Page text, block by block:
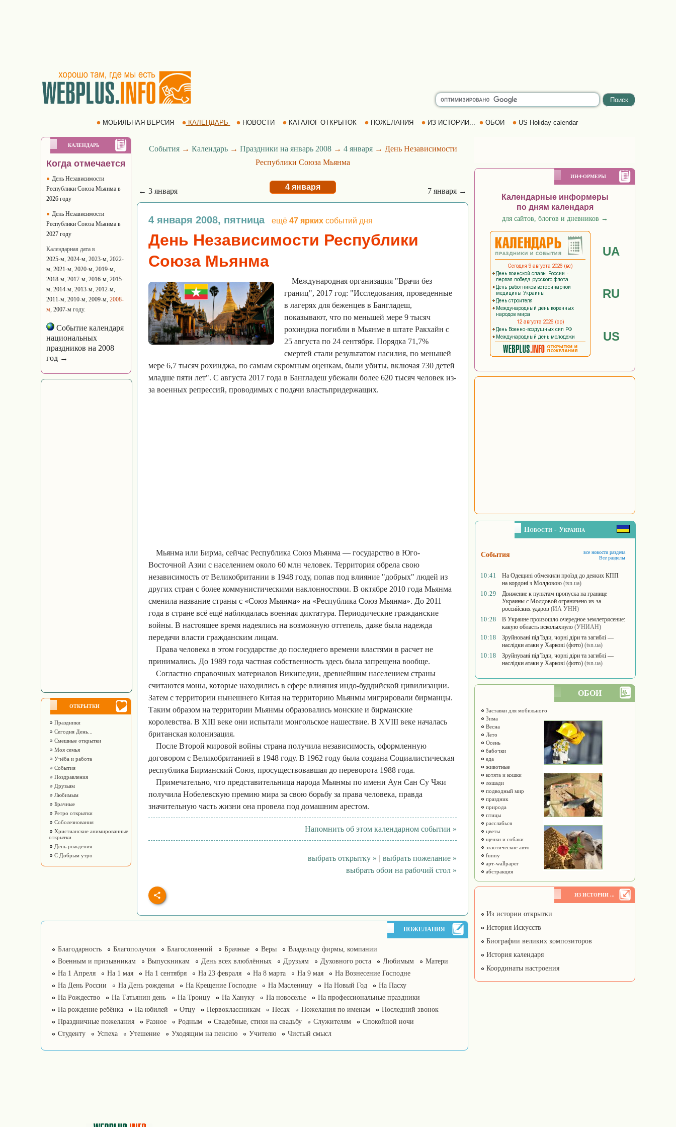
МОБИЛЬНАЯ ВЕРСИЯ КАЛЕНДАРЬ НОВОСТИ КАТАЛОГ ОТКРЫТОК ПОЖЕЛАНИЯ ИЗ ИСТОРИИ... ОБОИ US Holiday calendar
КАЛЕНДАРЬ
Когда отмечается
День Независимости
Республики Союза Мьянма в
2026 году
День Независимости
Республики Союза Мьянма в
2027 году
Календарная дата в
2025-м, 2024-м, 2023-м, 2022-
м, 2021-м, 2020-м, 2019-м,
2018-м, 2017-м, 2016-м, 2015-
м, 2014-м, 2013-м, 2012-м,
2011-м, 2010-м, 2009-м, 2008-
м, 2007-м году.
Событие календаря
национальных
праздников на 2008
год →
ОТКРЫТКИ
Праздники
Сегодня День...
Смешные открытки
Моя семья
Учёба и работа
События
Поздравления
Друзьям
Любимым
Брачные
Ретро открытки
Соболезнования
Христианские анимированные
открытки
День рождения
С Добрым утро
События→ Календарь→ Праздники на январь 2008→ 4 января→ День Независимости
Республики Союза Мьянма
← 3 января 4 января 7 января →
4 января 2008, пятница ещё 47 ярких событий дня
День Независимости Республики
Союза Мьянма
Международная организация "Врачи без
границ", 2017 год: "Исследования, проведенные
в лагерях для беженцев в Бангладеш,
показывают, что по меньшей мере 9 тысяч
рохинджа погибли в Мьянме в штате Ракхайн с
25 августа по 24 сентября. Порядка 71,7%
смертей стали результатом насилия, по меньшей
мере 6,7 тысяч рохинджа, по самым скромным оценкам, были убиты, включая 730 детей
младше пяти лет". С августа 2017 года в Бангладеш убежали более 620 тысяч человек из-
за военных репрессий, проводимых с подачи властьпридержащих.
Мьянма или Бирма, сейчас Республика Союз Мьянма — государство в Юго-
Восточной Азии с населением около 60 млн человек. Территория обрела свою
независимость от Великобритании в 1948 году, попав под влияние "добрых" людей из
других стран с более коммунистическими наклонностями. В октябре 2010 года Мьянма
сменила название страны с «Союз Мьянма» на «Республика Союз Мьянма». До 2011
года в стране всё ещё наблюдалась военная диктатура. Периодические гражданские
войны. В настоящее время надеялись на возможную оттепель, даже была надежда
передачи власти гражданским лицам.
Права человека в этом государстве до последнего времени властями в расчет не
принимались. До 1989 года частная собственность здесь была запрещена вообще.
Согластно справочных материалов Википедии, древнейшим населением страны
считаются моны, которые находились в сфере влияния индо-буддийской цивилизации.
Затем с территории нынешнего Китая на территорию Мьянмы мигрировали бирманцы.
Таким образом на территории Мьянмы образовались монские и бирманские
королевства. В XIII веке они испытали монгольское нашествие. В XVIII веке началась
британская колонизация.
После Второй мировой войны страна получила независимость, оформленную
договором с Великобританией в 1948 году. В 1962 году была создана Социалистическая
республика Бирманский Союз, просуществовавшая до переворота 1988 года.
Примечательно, что представительница народа Мьянмы по имени Аун Сан Су Чжи
получила Нобелевскую премию мира за свою борьбу за права человека, правда
значительную часть жизни она провела под домашним арестом.
Напомнить об этом календарном событии »
выбрать открытку » | выбрать пожелание »
выбрать обои на рабочий стол »
ПОЖЕЛАНИЯ
Благодарность Благополучия Благословений Брачные Веры
Владельцу фирмы, компании
Военным и призывникам
Выпускникам День всех влюблённых Друзьям Духовного роста Любимым
Матери
На 1 Апреля
На 1 мая На 1 сентября На 23 февраля На 8 марта На 9 мая
На Вознесение Господне
На День России
На День рожденья На Крещение Господне На Масленицу На Новый Год
На Пасху
На Рождество
На Татьянин день На Троицу На Хануку На новоселье
На профессиональные праздники
На рождение ребёнка
На юбилей Отцу Первоклассникам Песах Пожелания по именам
Последний звонок
Праздничные пожелания
Разное Родным Свадебные, стихи на свадьбу Служителям
Спокойной ночи
Студенту
Успеха Утешение Уходящим на пенсию Учителю Чистый смысл
ИНФОРМЕРЫ
Календарные информеры
по дням календаря
для сайтов, блогов и дневников →
UA
RU
US
Новости - Украина
События
все новости раздела
Все разделы
10:41
На Одещині обмежили проїзд до деяких КПП
на кордоні з Молдовою (tsn.ua)
10:29
Движение к пунктам пропуска на границе
Украины с Молдовой ограничено из-за
российских ударов (ИА УНН)
10:28
В Украине произошло очередное землетрясение:
какую область всколыхнуло (УНИАН)
10:18
Зруйновані під’їзди, чорні діри та загиблі —
наслідки атаки у Харкові (фото) (tsn.ua)
10:18
Зруйнувані під’їзди, чорні діри та загиблі —
наслідки атаки у Харкові (фото) (tsn.ua)
ОБОИ
Заставки для мобильного
Зима
Весна
Лето
Осень
бабочки
еда
животные
котята и кошки
лошади
подводный мир
праздник
природа
птицы
расслабься
цветы
щенки и собаки
экзотические авто
funny
арт-wallpaper
абстракция
ИЗ ИСТОРИИ ...
Из истории открытки
История Искусств
Биографии великих композиторов
История календаря
Координаты настроения